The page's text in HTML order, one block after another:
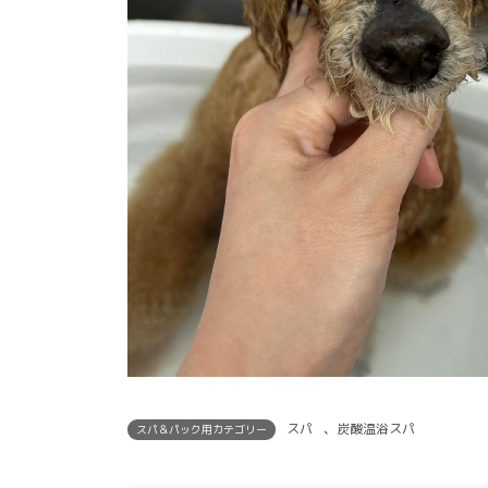
スパ＆パック用カテゴリー スパ 、 炭酸温浴スパ